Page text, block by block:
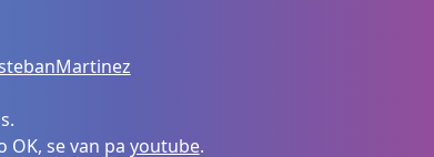
OK, se van pa youtube.